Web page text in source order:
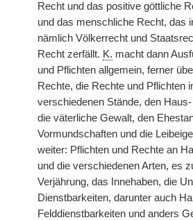
Recht und das positive göttliche
und das menschliche Recht, das
nämlich Völkerrecht und
Recht zerfällt. K. macht dann
und Pflichten allgemein, ferner
Rechte, die Rechte und Pflichten
verschiedenen Stände, den
die väterliche Gewalt, den
Vormundschaften und die
weiter: Pflichten und Rechte an
und die verschiedenen Arten, es
Verjährung, das Innehaben, die
Dienstbarkeiten, darunter auch
Felddienstbarkeiten und anders